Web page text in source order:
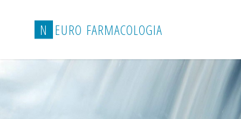
N EURO FARMACOLOGIA